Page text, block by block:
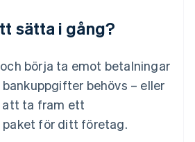
sätta i gång?
börja ta emot betalningar
behövs – eller
att ta fram ett
paket för ditt företag.